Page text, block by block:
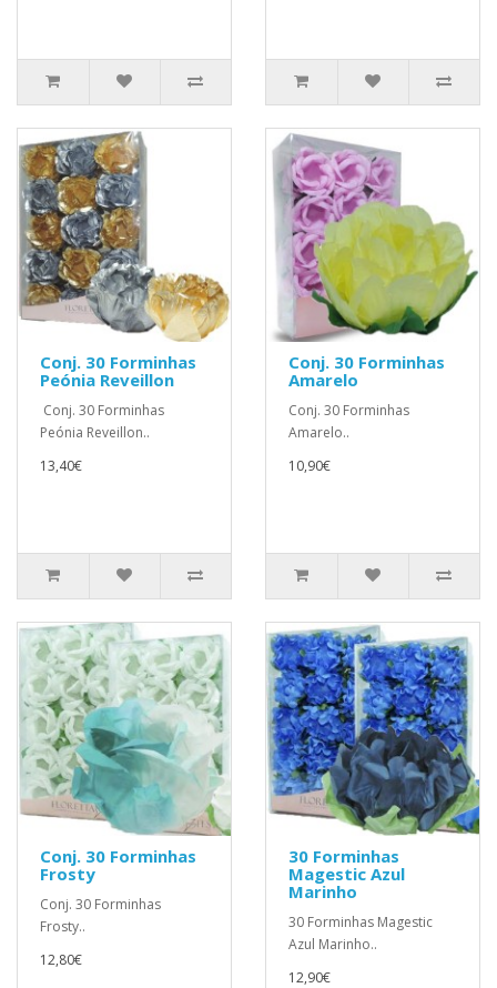
Conj. 30 Forminhas
Peónia Reveillon
Conj. 30 Forminhas
Peónia Reveillon..
13,40€
Conj. 30 Forminhas
Amarelo
Conj. 30 Forminhas
Amarelo..
10,90€
Conj. 30 Forminhas
Frosty
Conj. 30 Forminhas
Frosty..
12,80€
30 Forminhas
Magestic Azul
Marinho
30 Forminhas Magestic
Azul Marinho..
12,90€